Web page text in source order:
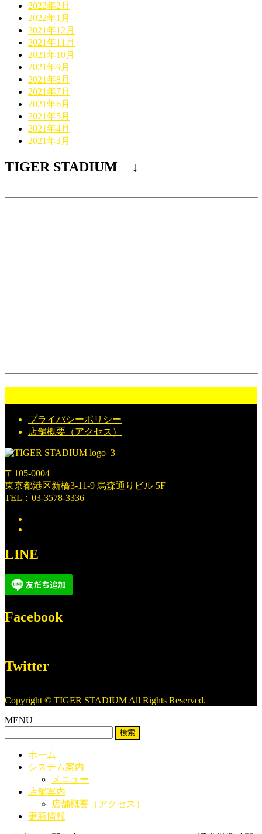
2022年2月
2022年1月
2021年12月
2021年11月
2021年10月
2021年9月
2021年8月
2021年7月
2021年6月
2021年5月
2021年4月
2021年3月
TIGER STADIUM ↓
プライバシーポリシー
店舗概要（アクセス）
〒105-0004
東京都港区新橋3-11-9 烏森通りビル 5F
TEL：03-3578-3336
LINE
Facebook
Twitter
Copyright © TIGER STADIUM All Rights Reserved.
MENU
ホーム
システム案内
メニュー
店舗案内
店舗概要（アクセス）
更新情報